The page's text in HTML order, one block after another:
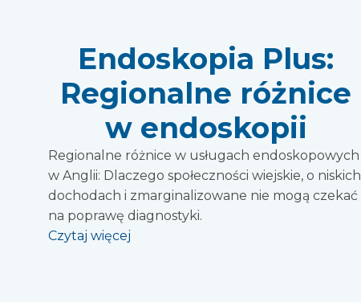
Endoskopia Plus:
Regionalne różnice
w endoskopii
Regionalne różnice w usługach endoskopowych
w Anglii: Dlaczego społeczności wiejskie, o niskich
dochodach i zmarginalizowane nie mogą czekać
na poprawę diagnostyki.
Czytaj więcej